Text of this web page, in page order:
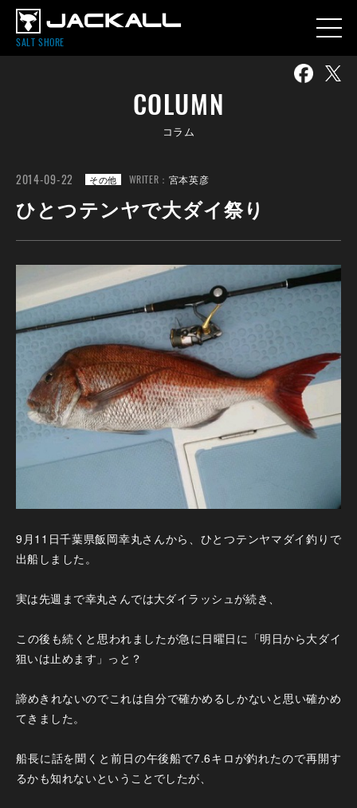
SALT SHORE
COLUMN
コラム
2014-09-22 その他 WRITER： 宮本英彦
ひとつテンヤで大ダイ祭り
9月11日千葉県飯岡幸丸さんから、ひとつテンヤマダイ釣りで
出船しました。
実は先週まで幸丸さんでは大ダイラッシュが続き、
この後も続くと思われましたが急に日曜日に「明日から大ダイ
狙いは止めます」っと？
諦めきれないのでこれは自分で確かめるしかないと思い確かめ
てきました。
船長に話を聞くと前日の午後船で7.6キロが釣れたので再開す
るかも知れないということでしたが、